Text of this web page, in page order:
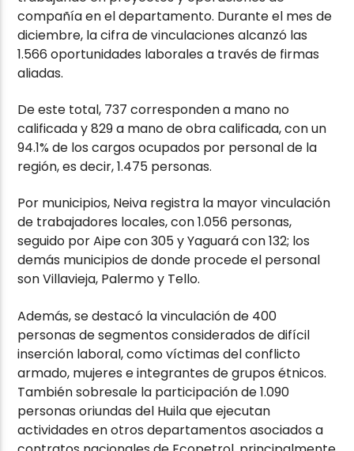
compañía en el departamento. Durante el mes de
diciembre, la cifra de vinculaciones alcanzó las
1.566 oportunidades laborales a través de firmas
aliadas.
De este total, 737 corresponden a mano no
calificada y 829 a mano de obra calificada, con un
94.1% de los cargos ocupados por personal de la
región, es decir, 1.475 personas.
Por municipios, Neiva registra la mayor vinculación
de trabajadores locales, con 1.056 personas,
seguido por Aipe con 305 y Yaguará con 132; los
demás municipios de donde procede el personal
son Villavieja, Palermo y Tello.
Además, se destacó la vinculación de 400
personas de segmentos considerados de difícil
inserción laboral, como víctimas del conflicto
armado, mujeres e integrantes de grupos étnicos.
También sobresale la participación de 1.090
personas oriundas del Huila que ejecutan
actividades en otros departamentos asociados a